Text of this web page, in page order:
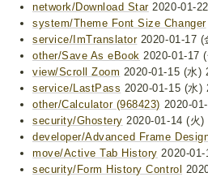
network/Download Star2020-01-
system/Theme Font Size Changer
service/ImTranslator2020-01-17 (
other/Save As eBook 2020-01-17
view/Scroll Zoom 2020-01-15 (水)
service/LastPass 2020-01-15 (水)
other/Calculator (968423) 2020-
security/Ghostery 2020-01-14 (火)
developer/Advanced Frame
move/Active Tab History 2020-
security/Form History Control